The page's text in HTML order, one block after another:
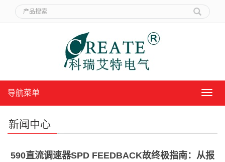
导
导航菜单
新闻中心
590直流调速器SPD FEEDBACK故终极指南：从报